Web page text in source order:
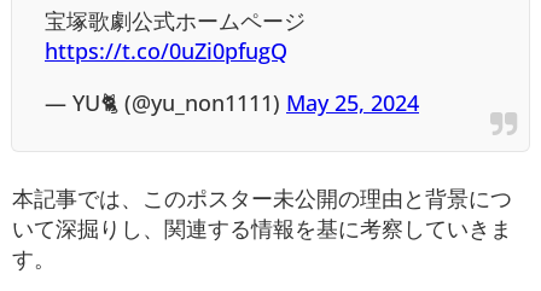
宝塚歌劇公式ホームページ
https://t.co/0uZi0pfugQ
— YU🐈 (@yu_non1111) May 25, 2024
本記事では、このポスター未公開の理由と背景につ
いて深掘りし、関連する情報を基に考察していきま
す。